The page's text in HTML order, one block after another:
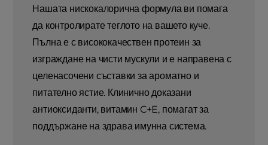
Нашата нискокалорична формула ви помага
да контролирате теглото на вашето куче.
Пълна е с висококачествен протеин за
изграждане на чисти мускули и е направена с
целенасочени съставки за ароматно и
питателно ястие. Клинично доказани
антиоксиданти, витамин C+E, помагат за
поддържане на здрава имунна система.